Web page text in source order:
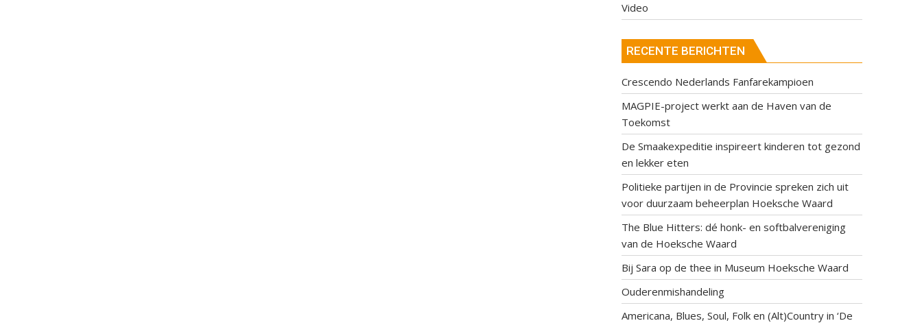
Video
RECENTE BERICHTEN
Crescendo Nederlands Fanfarekampioen
MAGPIE-project werkt aan de Haven van de
Toekomst
De Smaakexpeditie inspireert kinderen tot gezond
en lekker eten
Politieke partijen in de Provincie spreken zich uit
voor duurzaam beheerplan Hoeksche Waard
The Blue Hitters: dé honk- en softbalvereniging
van de Hoeksche Waard
Bij Sara op de thee in Museum Hoeksche Waard
Ouderenmishandeling
Americana, Blues, Soul, Folk en (Alt)Country in ‘De